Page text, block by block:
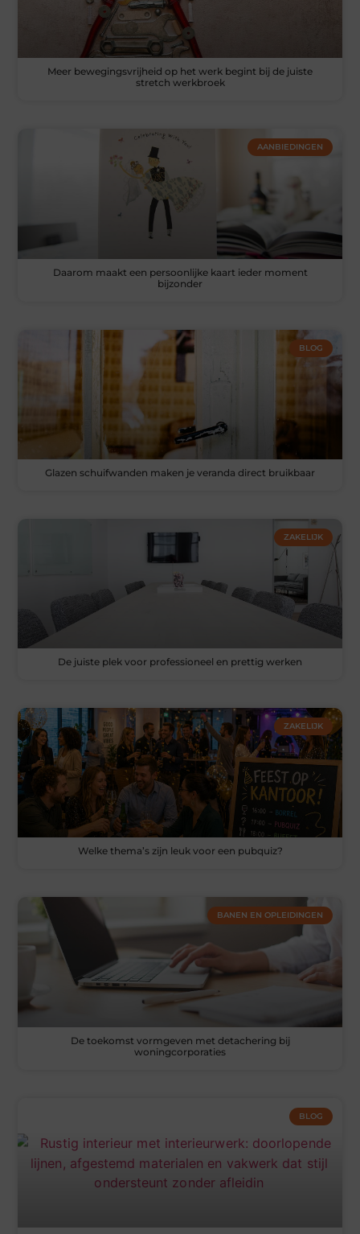
Meer bewegingsvrijheid op het werk begint bij de juiste
stretch werkbroek
AANBIEDINGEN
Daarom maakt een persoonlijke kaart ieder moment
bijzonder
BLOG
Glazen schuifwanden maken je veranda direct bruikbaar
ZAKELIJK
De juiste plek voor professioneel en prettig werken
ZAKELIJK
Welke thema’s zijn leuk voor een pubquiz?
BANEN EN OPLEIDINGEN
De toekomst vormgeven met detachering bij
woningcorporaties
BLOG